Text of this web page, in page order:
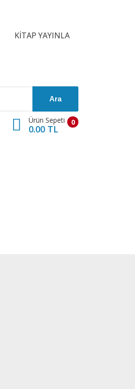
KİTAP YAYINLA
Ara
0
Ürün Sepeti
0.00 TL